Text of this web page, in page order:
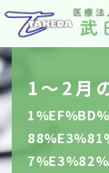
1～2月